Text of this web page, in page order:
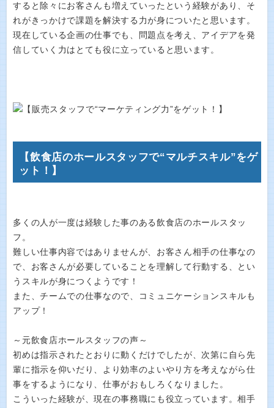
すると除々にお客さんも増えていったという経験があり、そ
れがきっかけで課題を解決する力が身についたと思います。
現在している企画の仕事でも、問題点を考え、アイデアを発
信していく力はとても役に立っていると思います。
【飲食店のホールスタッフで“マルチスキル”をゲ
ット！】
多くの人が一度は経験した事のある飲食店のホールスタッ
フ。
難しい仕事内容ではありませんが、お客さん相手の仕事なの
で、お客さんが必要していることを理解して行動する、とい
うスキルが身につくようです！
また、チームでの仕事なので、コミュニケーションスキルも
アップ！
～元飲食店ホールスタッフの声～
初めは指示されたとおりに動くだけでしたが、次第に自ら先
輩に指示を仰いだり、より効率のよいやり方を考えながら仕
事をするようになり、仕事がおもしろくなりました。
こういった経験が、現在の事務職にも役立っています。相手